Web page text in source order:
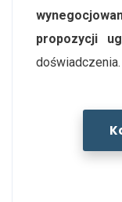
propozycji
doświadczenia.